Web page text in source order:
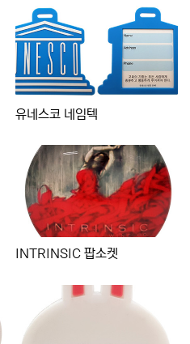
유네스코 네임텍
INTRINSIC 팝소켓